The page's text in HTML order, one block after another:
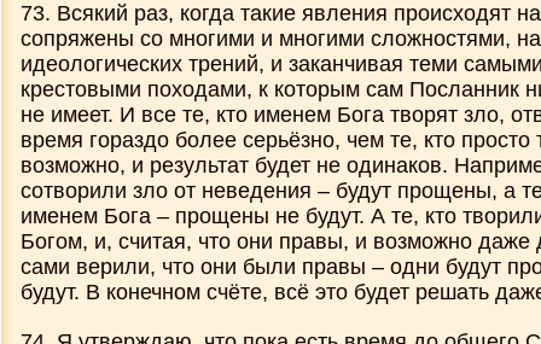
73. Всякий раз, когда такие явления происходят
сопряжены со многими и многими сложностями,
идеологических трений, и заканчивая теми
крестовыми походами, к которым сам Посланник
не имеет. И все те, кто именем Бога творят зло,
время гораздо более серьёзно, чем те, кто просто
возможно, и результат будет не одинаков.
сотворили зло от неведения – будут прощены, а
именем Бога – прощены не будут. А те, кто
Богом, и, считая, что они правы, и возможно даже
сами верили, что они были правы – одни будут
будут. В конечном счёте, всё это будет решать